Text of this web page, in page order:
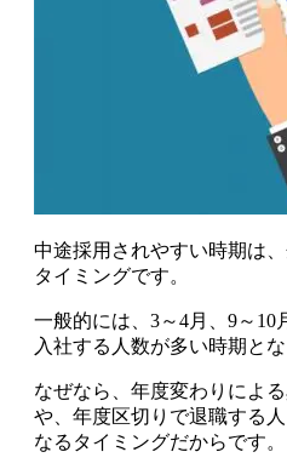
中途採用されやすい時期は
タイミングです。
一般的には、 3～4月、9～10
入社する人数が多い時期とな
なぜなら、年度変わりによ
や、年度区切りで退職する
なるタイミングだからです。